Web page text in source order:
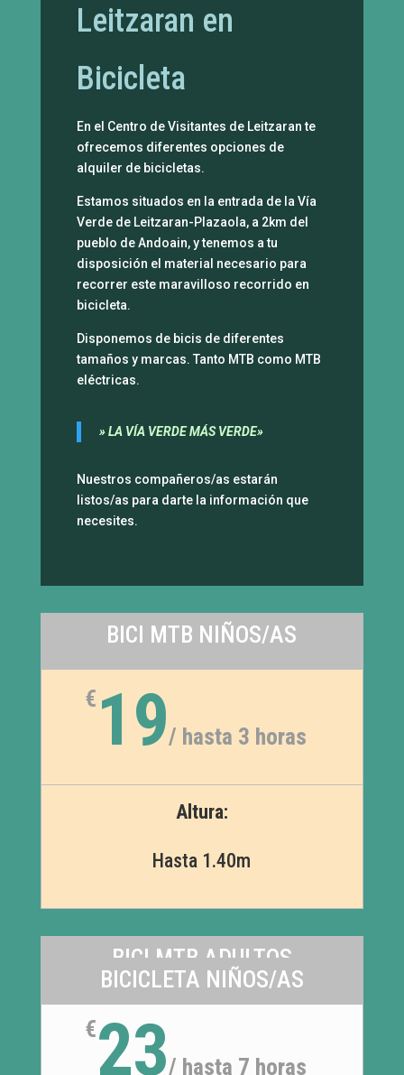
Leitzaran en
Bicicleta
En el Centro de Visitantes de Leitzaran te
ofrecemos diferentes opciones de
alquiler de bicicletas.
Estamos situados en la entrada de la Vía
Verde de Leitzaran-Plazaola, a 2km del
pueblo de Andoain, y tenemos a tu
disposición el material necesario para
recorrer este maravilloso recorrido en
bicicleta.
Disponemos de bicis de diferentes
tamaños y marcas. Tanto MTB como MTB
eléctricas.
» LA VÍA VERDE MÁS VERDE»
Nuestros compañeros/as estarán
listos/as para darte la información que
necesites.
BICI MTB NIÑOS/AS
€ 19/ hasta 3 horas
Altura:
Hasta 1.40m
BICI MTB ADULTOS
€25/ hasta 3 horas
BICICLETA NIÑOS/AS
€23/ hasta 7 horas